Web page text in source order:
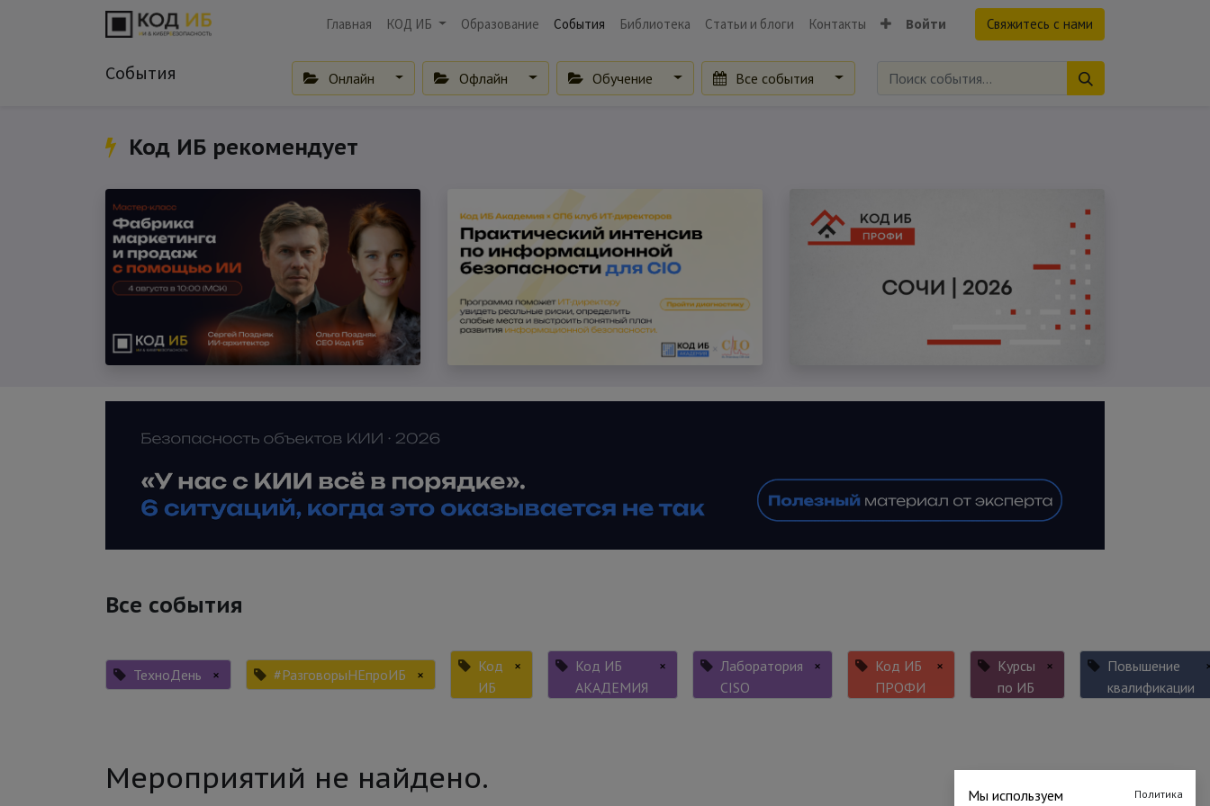
Главная КОД ИБ Образование События Библиотека Статьи и блоги Контакты Войти Свяжитесь с нами
События Онлайн Офлайн Обучение Все события
Код ИБ рекомендует
Все события
ТехноДень × #РазговорыНЕпроИБ ×
Код
ИБ
×
Код ИБ
АКАДЕМИЯ
×
Лаборатория
CISO
×
Код ИБ
ПРОФИ
×
Курсы
по ИБ
×
Повышение
квалификации
Мероприятий не найдено. Мы используем
Политика